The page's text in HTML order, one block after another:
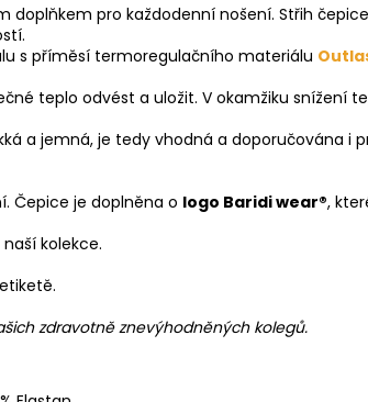
doplňkem pro každodenní nošení. Střih
s příměsí termoregulačního materiálu
teplo odvést a uložit. V okamžiku snížení
a jemná, je tedy vhodná a doporučována i
Čepice je doplněna o logo Baridi wear®,
kolekce.
zdravotně znevýhodněných kolegů.